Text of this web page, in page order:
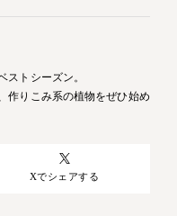
ストシーズン。
作りこみ系の植物をぜひ始め
Xでシェアする